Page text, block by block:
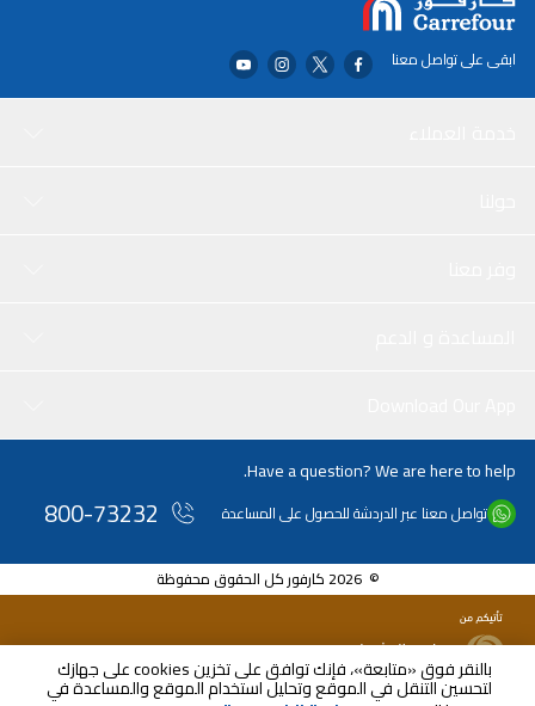
بالنقر فوق «متابعة»، فإنك توافق على تخزين cookies على جهازك
لتحسين التنقل في الموقع وتحليل استخدام الموقع والمساعدة في
AED140.00
ابقى على تواصل معنا
Have a question? We are here to help.
تواصل معنا عبر الدردشة للحصول على المساعدة 800-73232
© 2026 كارفور كل الحقوق محفوظة